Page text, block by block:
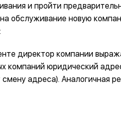
и пройти
обслуживание новую
директор компании
компаний юридический
адреса). Аналогичная